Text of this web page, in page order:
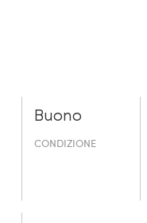
Buono
CONDIZIONE